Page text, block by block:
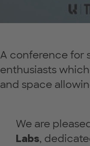
A conference for
enthusiasts
and space
We are
Labs,